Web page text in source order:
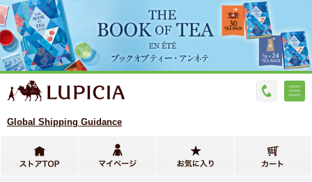
Global Shipping Guidance